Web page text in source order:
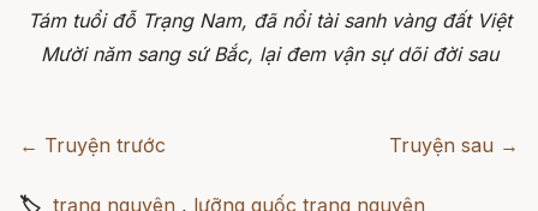
Tám tuổi đỗ Trạng Nam, đã nổi tài sanh vàng đất Việt
Mười năm sang sứ Bắc, lại đem vận sự dõi đời sau
← Truyện trước Truyện sau →
🏷 trạng nguyên , lưỡng quốc trạng nguyên